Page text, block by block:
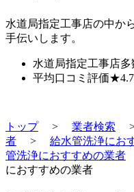
水道局指定工事店の中か
手伝いします。
水道局指定工事店多
平均口コミ評価
トップ> 業者検索
者 > 給水管洗浄にお
管洗浄におすすめの業者
におすすめの業者